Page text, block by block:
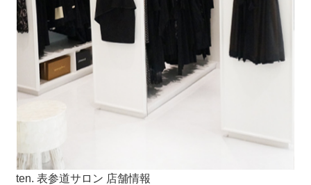
ten. 表参道サロン 店舗情報